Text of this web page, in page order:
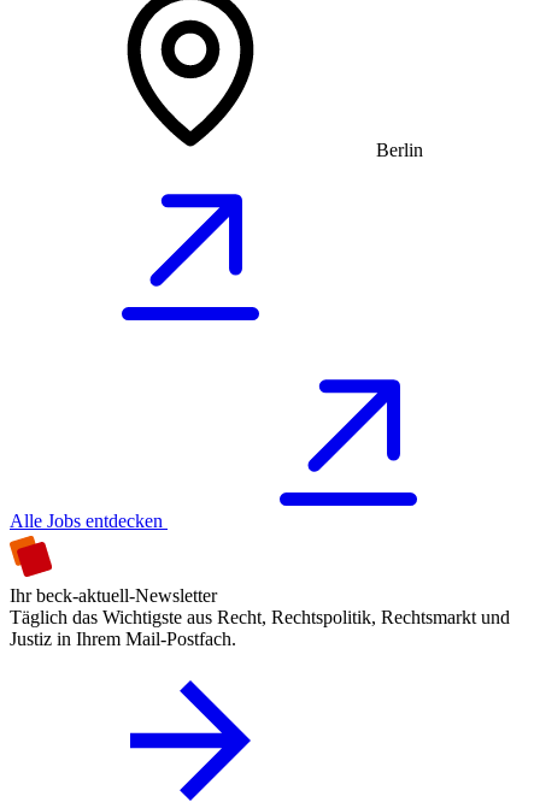
Berlin
Alle Jobs entdecken
Ihr beck-aktuell-Newsletter
Täglich das Wichtigste aus Recht, Rechtspolitik, Rechtsmarkt und
Justiz in Ihrem Mail-Postfach.